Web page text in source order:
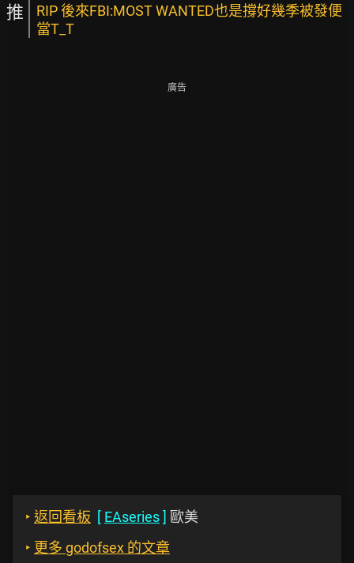
推
RIP 後來FBI:MOST WANTED也是撐好幾季被發便
當T_T
廣告
‣ 返回看板 [ EAseries] 歐美
‣ 更多 godofsex 的文章